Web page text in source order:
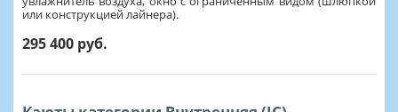
или конструкцией лайнера).
295 400 руб.